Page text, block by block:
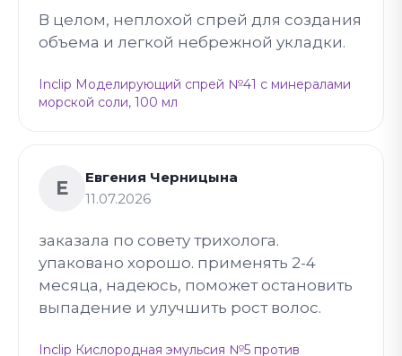
В целом, неплохой спрей для создания
объема и легкой небрежной укладки.
Inclip Моделирующий спрей №41 с минералами
морской соли, 100 мл
Е
Евгения Черницына
11.07.2026
заказала по совету трихолога.
упаковано хорошо. применять 2-4
месяца, надеюсь, поможет остановить
выпадение и улучшить рост волос.
Inclip Кислородная эмульсия №5 против